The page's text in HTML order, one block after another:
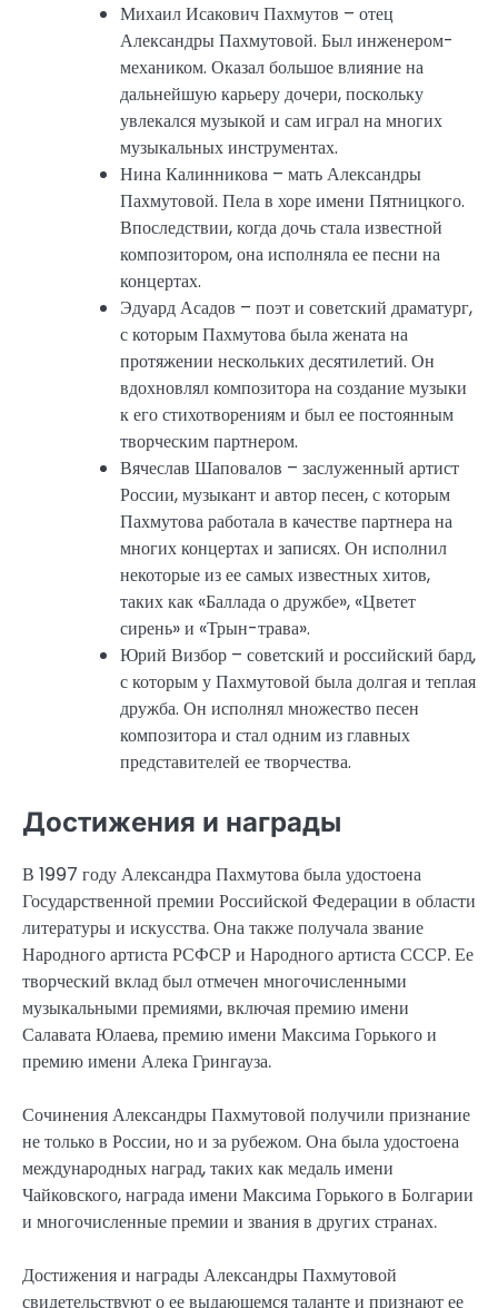
Михаил Исакович Пахмутов – отец
Александры Пахмутовой. Был инженером-
механиком. Оказал большое влияние на
дальнейшую карьеру дочери, поскольку
увлекался музыкой и сам играл на многих
музыкальных инструментах.
Нина Калинникова – мать Александры
Пахмутовой. Пела в хоре имени Пятницкого.
Впоследствии, когда дочь стала известной
композитором, она исполняла ее песни на
концертах.
Эдуард Асадов – поэт и советский драматург,
с которым Пахмутова была жената на
протяжении нескольких десятилетий. Он
вдохновлял композитора на создание музыки
к его стихотворениям и был ее постоянным
творческим партнером.
Вячеслав Шаповалов – заслуженный артист
России, музыкант и автор песен, с которым
Пахмутова работала в качестве партнера на
многих концертах и записях. Он исполнил
некоторые из ее самых известных хитов,
таких как «Баллада о дружбе», «Цветет
сирень» и «Трын-трава».
Юрий Визбор – советский и российский бард,
с которым у Пахмутовой была долгая и теплая
дружба. Он исполнял множество песен
композитора и стал одним из главных
представителей ее творчества.
Достижения и награды
В 1997 году Александра Пахмутова была удостоена
Государственной премии Российской Федерации в области
литературы и искусства. Она также получала звание
Народного артиста РСФСР и Народного артиста СССР. Ее
творческий вклад был отмечен многочисленными
музыкальными премиями, включая премию имени
Салавата Юлаева, премию имени Максима Горького и
премию имени Алека Грингауза.
Сочинения Александры Пахмутовой получили признание
не только в России, но и за рубежом. Она была удостоена
международных наград, таких как медаль имени
Чайковского, награда имени Максима Горького в Болгарии
и многочисленные премии и звания в других странах.
Достижения и награды Александры Пахмутовой
свидетельствуют о ее выдающемся таланте и признают ее